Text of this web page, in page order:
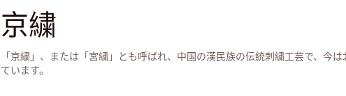
京繍
「京繍」、または「宮繍」とも呼ばれ、中国の漢民族の伝統刺繍工芸で、今
ています。